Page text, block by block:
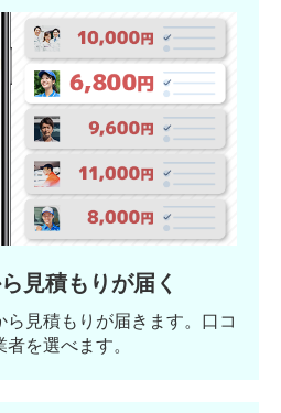
見積もりが届く
見積もりが届きます。口コ
を選べます。